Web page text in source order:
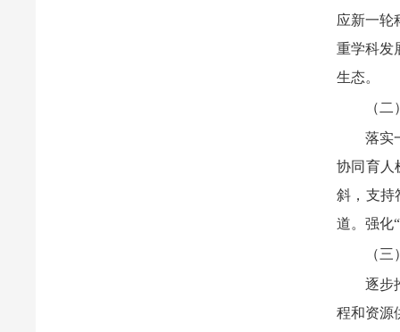
应新一轮
重学科发
生态。
（
落实
协同育人
斜，支持
道。强化
（
逐步
程和资源